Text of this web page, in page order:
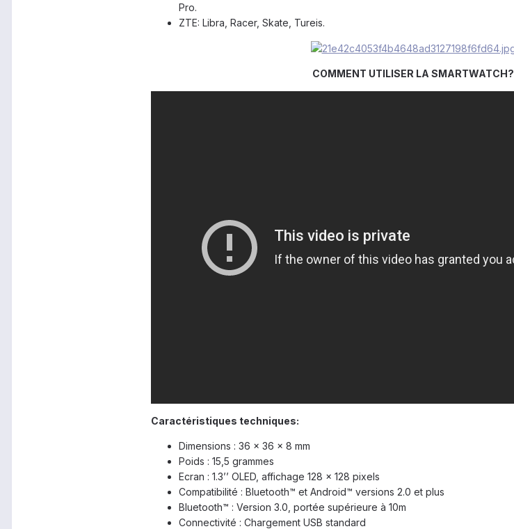
Pro.
ZTE: Libra, Racer, Skate, Tureis.
COMMENT UTILISER LA SMARTWATCH?
Caractéristiques techniques:
Dimensions : 36 x 36 x 8 mm
Poids : 15,5 grammes
Ecran : 1.3’’ OLED, affichage 128 x 128 pixels
Compatibilité : Bluetooth™ et Android™ versions 2.0 et plus
Bluetooth™ : Version 3.0, portée supérieure à 10m
Connectivité : Chargement USB standard